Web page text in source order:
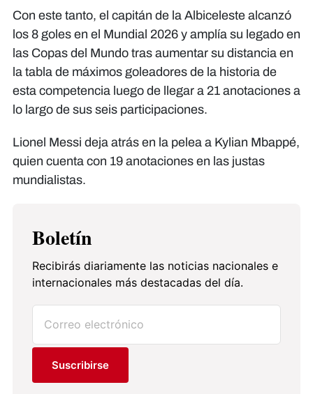
Con este tanto, el capitán de la Albiceleste alcanzó
los 8 goles en el Mundial 2026 y amplía su legado en
las Copas del Mundo tras aumentar su distancia en
la tabla de máximos goleadores de la historia de
esta competencia luego de llegar a 21 anotaciones a
lo largo de sus seis participaciones.
Lionel Messi deja atrás en la pelea a Kylian Mbappé,
quien cuenta con 19 anotaciones en las justas
mundialistas.
Boletín
Recibirás diariamente las noticias nacionales e
internacionales más destacadas del día.
Suscribirse